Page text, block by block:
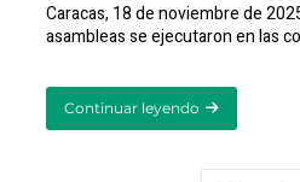
Caracas, 18 de noviembre de
asambleas se ejecutaron en las
Continuar leyendo
about